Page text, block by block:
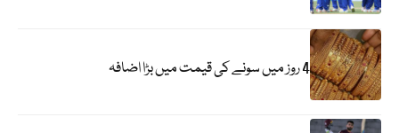
4 روز میں سونے کی قیمت میں بڑا اضافہ